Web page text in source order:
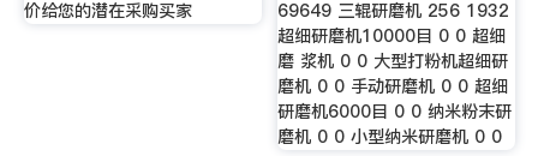
价给您的潜在采购买家
69649 三辊研磨机 256 1932
超细研磨机10000目 0 0 超细
磨 浆机 0 0 大型打粉机超细研
磨机 0 0 手动研磨机 0 0 超细
研磨机6000目 0 0 纳米粉末研
磨机 0 0 小型纳米研磨机 0 0